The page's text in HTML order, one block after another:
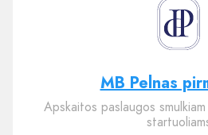
MB Pelnas
Apskaitos paslaugos